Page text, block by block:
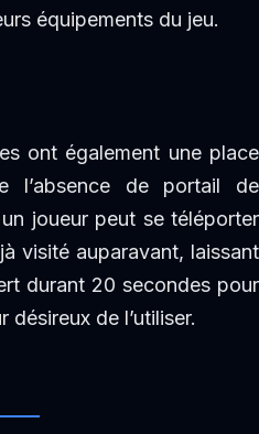
équipements du jeu.
ont également une place
l’absence de portail de
joueur peut se téléporter
visité auparavant, laissant
durant 20 secondes pour
désireux de l’utiliser.